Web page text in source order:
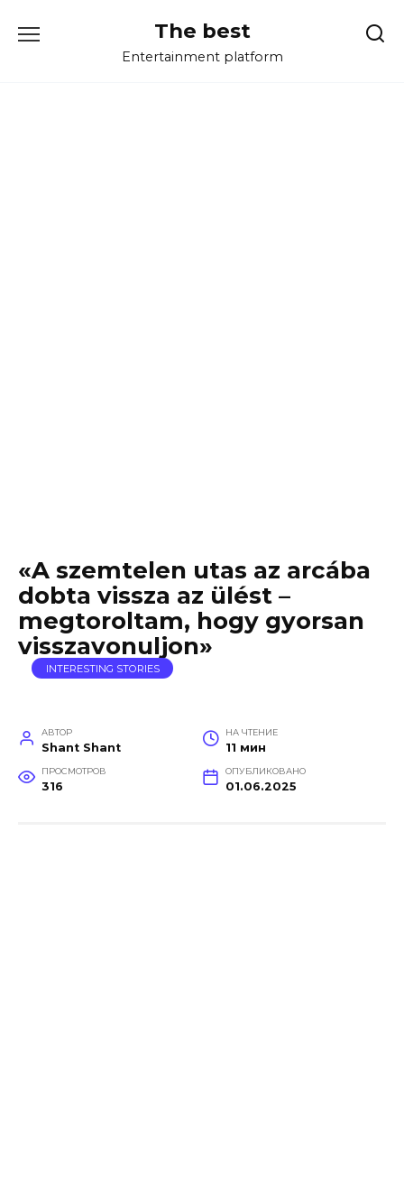
The best
Entertainment platform
«A szemtelen utas az arcába
dobta vissza az ülést –
megtoroltam, hogy gyorsan
visszavonuljon»
INTERESTING STORIES
АВТОР
Shant Shant
НА ЧТЕНИЕ
11 мин
ПРОСМОТРОВ
316
ОПУБЛИКОВАНО
01.06.2025